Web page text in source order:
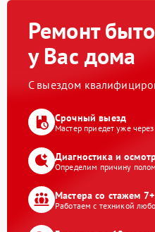
Ремонт
у Вас дома
С выездом
Срочный выезд
Мастер приедет уже
Диагностика и
Определим причину
Мастера со стажем
Работаем с техникой